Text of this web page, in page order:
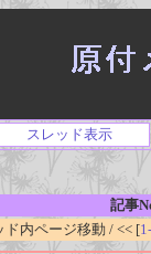
スレッド表示
記事
ド内ページ移動 / << [